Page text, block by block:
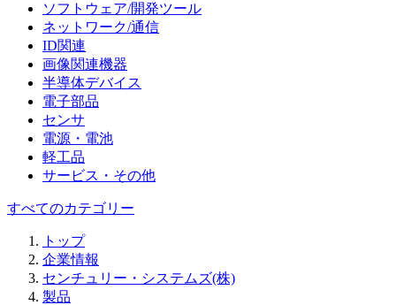
ソフトウェア/開発ツール
ネットワーク/通信
ID関連
画像関連機器
半導体デバイス
電子部品
センサ
電源・電池
軽工品
サービス・その他
すべてのカテゴリー
トップ
企業情報
センチュリー・システムズ(株)
製品